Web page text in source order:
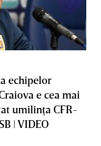
echipelor
e cea mai
umilinţa CFR-
| VIDEO